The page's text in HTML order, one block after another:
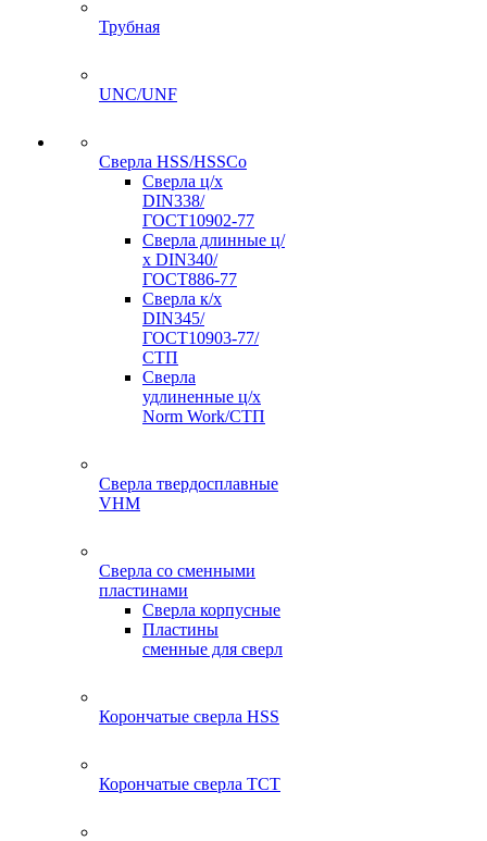
Трубная
UNC/UNF
Сверла HSS/HSSCo
Сверла ц/х
DIN338/
ГОСТ10902-77
Сверла длинные ц/
х DIN340/
ГОСТ886-77
Сверла к/х
DIN345/
ГОСТ10903-77/
СТП
Сверла
удлиненные ц/х
Norm Work/СТП
Сверла твердосплавные
VHM
Сверла со сменными
пластинами
Сверла корпусные
Пластины
сменные для сверл
Корончатые сверла HSS
Корончатые сверла TCT